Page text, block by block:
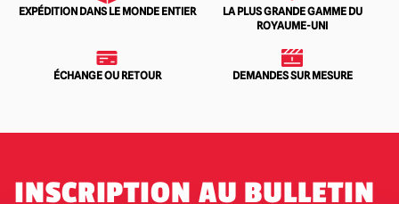
EXPÉDITION DANS LE MONDE ENTIER
LA PLUS GRANDE GAMME DU
ROYAUME-UNI
ÉCHANGE OU RETOUR DEMANDES SUR MESURE
INSCRIPTION AU BULLETIN